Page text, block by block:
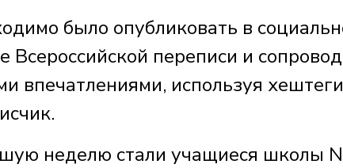
было опубликовать в
Всероссийской переписи и
впечатлениями, используя хештеги
неделю стали учащиеся школы